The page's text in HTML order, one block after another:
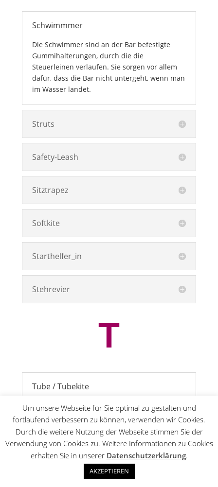
Schwimmmer
Die Schwimmer sind an der Bar befestigte
Gummihalterungen, durch die die
Steuerleinen verlaufen. Sie sorgen vor allem
dafür, dass die Bar nicht untergeht, wenn man
im Wasser landet.
Struts
Safety-Leash
Sitztrapez
Softkite
Starthelfer_in
Stehrevier
T
Tube / Tubekite
Die Tube ist der Teil des Kites der zusammen
mit den Struts aufgepumpt wird und Ihm
seine typische Form verleiht.
In der Tube steckt die Bladder (also die Blase),
ein Plastikschlauch, der dicht ist und die Luft
Um unsere Webseite für Sie optimal zu gestalten und
fortlaufend verbessern zu können, verwenden wir Cookies.
Durch die weitere Nutzung der Webseite stimmen Sie der
Verwendung von Cookies zu. Weitere Informationen zu Cookies
erhalten Sie in unserer Datenschutzerklärung.
AKZEPTIEREN